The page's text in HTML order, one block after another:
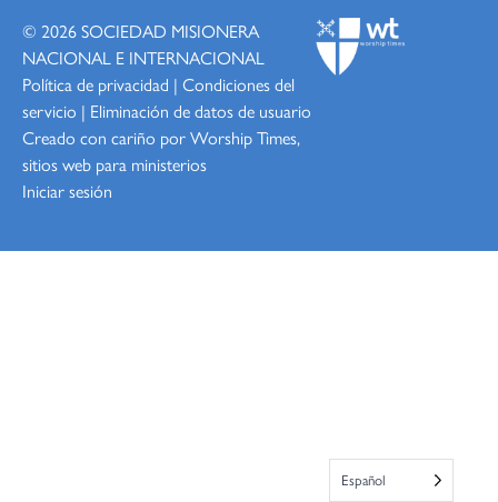
© 2026SOCIEDAD MISIONERA
NACIONAL E INTERNACIONAL
Política de privacidad | Condiciones del
servicio | Eliminación de datos de usuario
Creado con cariño por WorshipTimes,
sitios web para ministerios
Iniciar sesión
Español